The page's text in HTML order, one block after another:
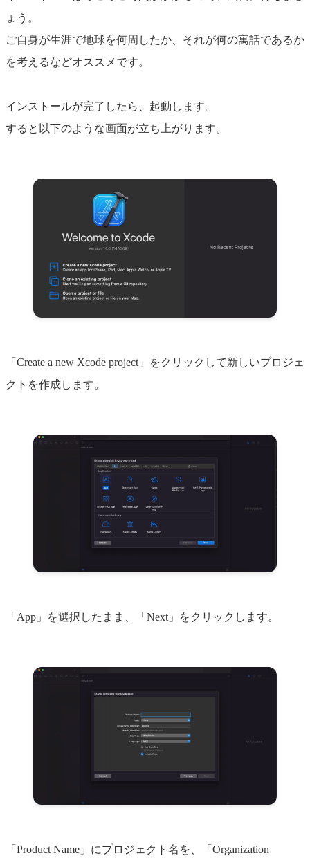
ょう。
ご自身が生涯で地球を何周したか、それが何の寓話であるか
を考えるなどオススメです。
インストールが完了したら、起動します。
すると以下のような画面が立ち上がります。
「Create a new Xcode project」をクリックして新しいプロジェ
クトを作成します。
「App」を選択したまま、「Next」をクリックします。
「Product Name」にプロジェクト名を、「Organization